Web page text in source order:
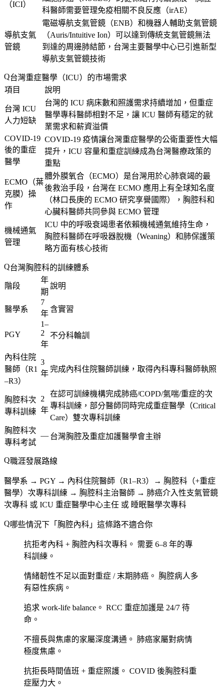
（ICI）
科醫師需要管理免疫相關不良反應（irAE）
導航支氣
管鏡
電磁導航支氣管鏡（ENB）和機器人輔助支氣管鏡
（Auris/Intuitive Ion）可以達到傳統支氣管鏡無法
到達的周邊肺結節，台灣主要醫學中心已引進新型
導航支氣管鏡技術
台灣重症醫學（ICU）的市場需求
項目
說明
台灣 ICU
人力短缺
台灣的 ICU 病床數和照護需求持續增加，但重症
醫學專科醫師相對不足，讓 ICU 醫師有穩定的就
業需求和薪資溢價
COVID-19
後的重症
醫學
COVID-19 疫情讓台灣重症醫學的公衛重要性大幅
提升，ICU 容量和重症訓練成為台灣醫療政策的
重點
ECMO（葉
克膜）操
作
體外膜氧合（ECMO）是台灣用於心肺衰竭的最
後救治手段，台灣在 ECMO 應用上有全球知名度
（林口長庚的 ECMO 研究享譽國際），胸腔科和
心臟科醫師共同參與 ECMO 管理
機械通氣
管理
ICU 中的呼吸衰竭患者依賴機械通氣維持生命，
胸腔科醫師在呼吸器脫機（Weaning）和肺保護策
略方面有核心技術
台灣胸腔科的訓練體系
階段
年
期
說明
醫學系
7
年
含實習
PGY
1–
2
年
不分科輪訓
內科住院
醫師（R1
–R3）
3
年
完成內科住院醫師訓練，取得內科專科醫師執照
胸腔科次
專科訓練
2
年
在認可訓練機構完成肺癌/COPD/氣喘/重症的次
專科訓練，部分醫師同時完成重症醫學（Critical
Care）雙次專科訓練
胸腔科次
專科考試
— 台灣胸腔及重症加護醫學會主辦
職涯發展路線
醫學系 → PGY → 內科住院醫師（R1–R3）→ 胸腔科（+重症
醫學）次專科訓練 → 胸腔科主治醫師 → 肺癌介入性支氣管鏡
次專科 或 ICU 重症醫學中心主任 或 睡眠醫學次專科
哪些情況下「胸腔內科」這條路不適合你
抗拒考內科 + 胸腔內科次專科。 需要 6–8 年的專
科訓練。
情緒韌性不足以面對重症 / 末期肺癌。 胸腔病人多
有惡性疾病。
追求 work-life balance。 RCC 重症加護是 24/7 待
命。
不擅長與焦慮的家屬深度溝通。 肺癌家屬對病情
極度焦慮。
抗拒長時間值班 + 重症照護。 COVID 後胸腔科重
症壓力大。